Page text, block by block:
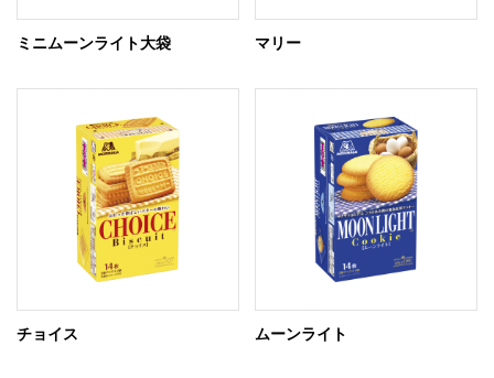
ミニムーンライト大袋 マリー
チョイス ムーンライト